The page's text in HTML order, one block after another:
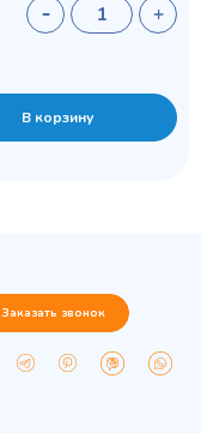
В корзину
Заказать звонок